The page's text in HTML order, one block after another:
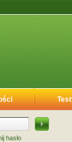
hasło